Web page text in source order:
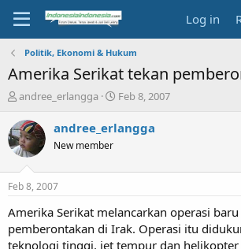
Log in
Politik, Ekonomi & Hukum
Amerika Serikat tekan
T
r
e
a
s
t
a
t
andree_erlangga
S
a
e
Feb 8, 2007
andree_erlangga
New member
Feb 8, 2007
Amerika Serikat melancarkan operasi
pemberontakan di Irak. Operasi itu
teknologi tinggi, jet tempur dan helikopter